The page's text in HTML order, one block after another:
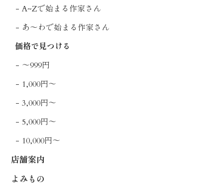
A~Zで始まる作家さん
あ〜わで始まる作家さん
価格で見つける
〜999円
1,000円〜
3,000円〜
5,000円〜
10,000円〜
店舗案内
よみもの